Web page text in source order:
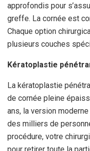
approfondis pour
greffe. La cornée est
Chaque option
plusieurs couches
Kératoplastie
La kératoplastie
de cornée pleine
ans, la version
des milliers de
procédure, votre
pour retirer toute la